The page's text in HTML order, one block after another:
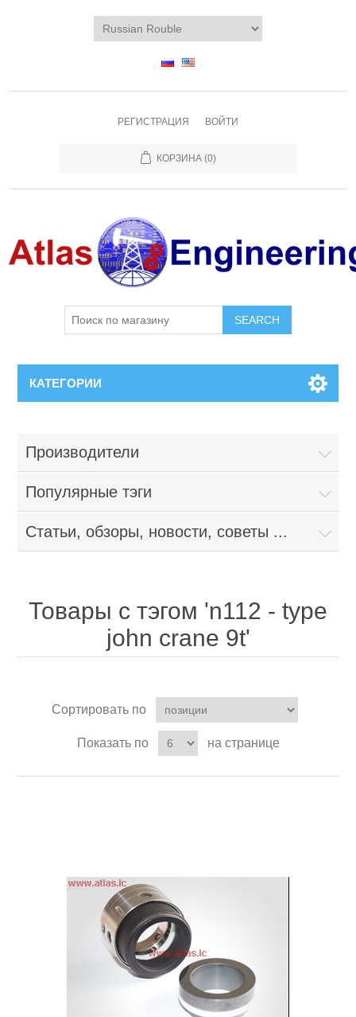
РЕГИСТРАЦИЯ ВОЙТИ
КОРЗИНА (0)
КАТЕГОРИИ
Производители
Популярные тэги
Статьи, обзоры, новости, советы ...
Товары с тэгом 'n112 - type
john crane 9t'
Сортировать по
Показать по на странице